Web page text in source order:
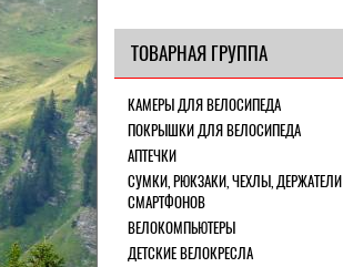
ТОВАРНАЯ ГРУППА
КАМЕРЫ ДЛЯ ВЕЛОСИПЕДА
ПОКРЫШКИ ДЛЯ ВЕЛОСИПЕДА
АПТЕЧКИ
СУМКИ, РЮКЗАКИ, ЧЕХЛЫ, ДЕРЖАТЕЛИ
СМАРТФОНОВ
ВЕЛОКОМПЬЮТЕРЫ
ДЕТСКИЕ ВЕЛОКРЕСЛА